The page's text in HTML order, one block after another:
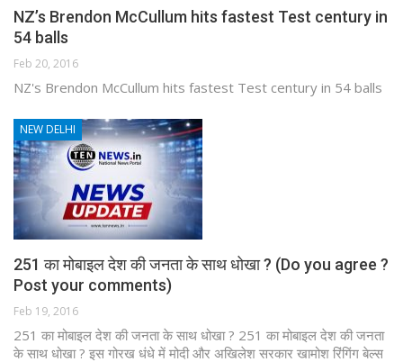
NZ’s Brendon McCullum hits fastest Test century in
54 balls
Feb 20, 2016
NZ's Brendon McCullum hits fastest Test century in 54 balls
NEW DELHI
251 का मोबाइल देश की जनता के साथ धोखा ? (Do you agree ?
Post your comments)
Feb 19, 2016
251 का मोबाइल देश की जनता के साथ धोखा ? 251 का मोबाइल देश की जनता
के साथ धोखा ? इस गोरख धंधे में मोदी और अखिलेश सरकार खामोश रिंगिंग बेल्स